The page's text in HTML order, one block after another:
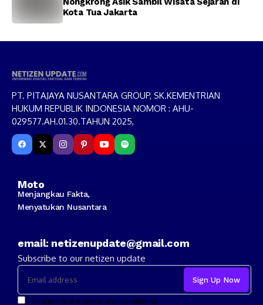
Kota Tua Jakarta
PT. PITAJAYA NUSANTARA GROUP, SK.KEMENTRIAN
HUKUM REPUBLIK INDONESIA NOMOR : AHU-
029577.AH.01.30.TAHUN 2025,
Moto
Menjangkau Fakta,
Menyatukan Nusantara
email: netizenupdate@gmail.com
Subscribe to our netizen update
I consent to the terms and conditions